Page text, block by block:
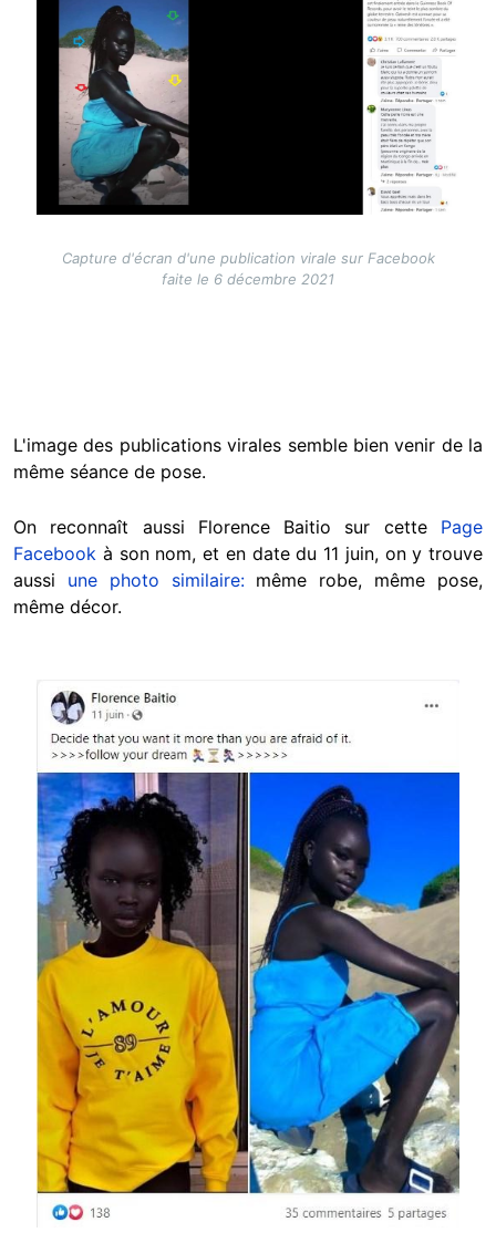
Capture d'écran d'une publication virale sur Facebook
faite le 6 décembre 2021
L'image des publications virales semble bien venir de la
même séance de pose.
On reconnaît aussi Florence Baitio sur cette Page
Facebook à son nom, et en date du 11 juin, on y trouve
aussi une photo similaire:même robe, même pose,
même décor.
Image